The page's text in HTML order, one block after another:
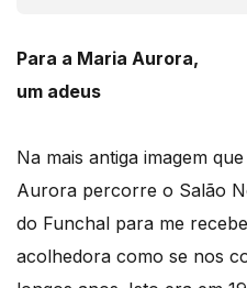
Para a Maria Aurora,
um adeus
Na mais antiga imagem
Aurora percorre o Salão
do Funchal para me
acolhedora como se nos